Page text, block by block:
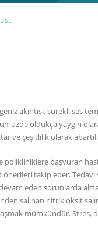
akıntısı, sürekli ses
oldukça yaygın
ve çeşitlilik olarak
başvuran
önerileri takip eder.
eden sorunlarda
salınan nitrik oksit
mümkündür.